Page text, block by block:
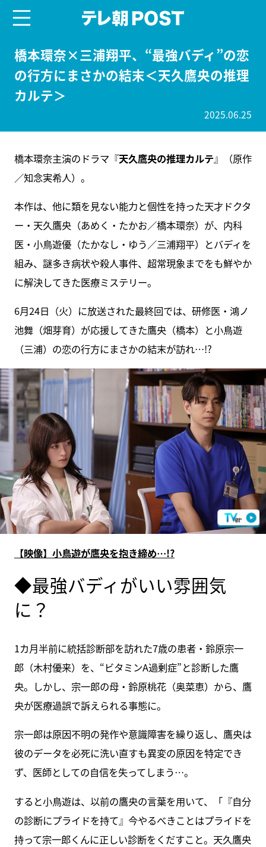
橋本環奈×三浦翔平、“最強バディ”の恋
の行方にまさかの結末＜天久鷹央の推理
カルテ＞
2025.06.25
橋本環奈主演のドラマ『天久鷹央の推理カルテ』（原作
／知念実希人）。
本作は、他に類を見ない能力と個性を持った天才ドクタ
ー・天久鷹央（あめく・たかお／橋本環奈）が、内科
医・小鳥遊優（たかなし・ゆう／三浦翔平）とバディを
組み、謎多き病状や殺人事件、超常現象までをも鮮やか
に解決してきた医療ミステリー。
6月24日（火）に放送された最終回では、研修医・鴻ノ
池舞（畑芽育）が応援してきた鷹央（橋本）と小鳥遊
（三浦）の恋の行方にまさかの結末が訪れ…!?
【映像】小鳥遊が鷹央を抱き締め…!?
◆最強バディがいい雰囲気
に？
1カ月半前に統括診断部を訪れた7歳の患者・鈴原宗一
郎（木村優来）を、“ビタミンA過剰症”と診断した鷹
央。しかし、宗一郎の母・鈴原桃花（奥菜恵）から、鷹
央が医療過誤で訴えられる事態に。
宗一郎は原因不明の発作や意識障害を繰り返し、鷹央は
彼のデータを必死に洗い直すも異変の原因を特定でき
ず、医師としての自信を失ってしまう…。
すると小鳥遊は、以前の鷹央の言葉を用いて、「『自分
の診断にプライドを持て』今やるべきことはプライドを
持って宗一郎くんに正しい診断をくだすこと。天久鷹央